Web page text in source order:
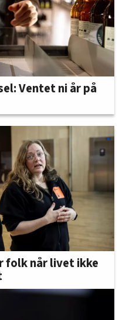
Ventet ni år på
folk når livet ikke